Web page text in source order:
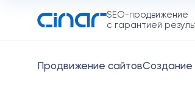
SEO-продвижение
с гарантией
Продвижение сайтовСоздание